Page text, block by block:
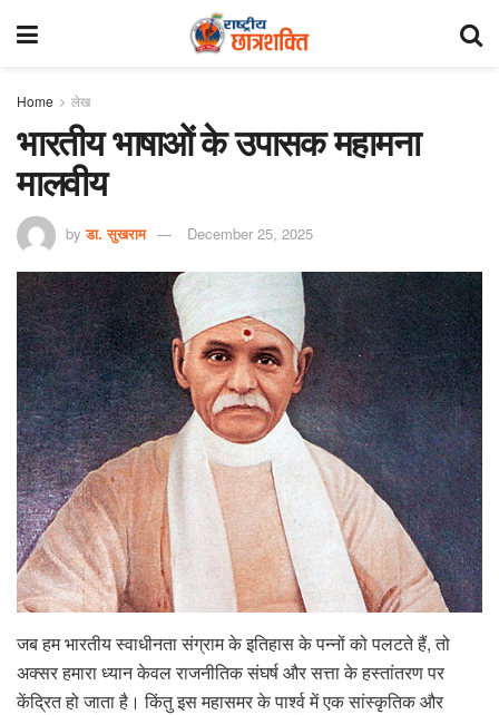
Home लेख
भारतीय भाषाओं के उपासक महामना
मालवीय
by डा. सुखराम December 25, 2025
जब हम भारतीय स्वाधीनता संग्राम के इतिहास के पन्नों को पलटते हैं, तो
अक्सर हमारा ध्यान केवल राजनीतिक संघर्ष और सत्ता के हस्तांतरण पर
केंद्रित हो जाता है। किंतु इस महासमर के पार्श्व में एक सांस्कृतिक और